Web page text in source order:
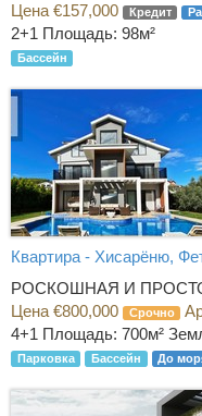
Цена €157,000
Кредит
2+1 Площадь: 98м²
Бассейн
Квартира - Хисарёню,
РОСКОШНАЯ И
Цена €800,000
Срочно
4+1 Площадь: 700м²
Парковка Бассейн До